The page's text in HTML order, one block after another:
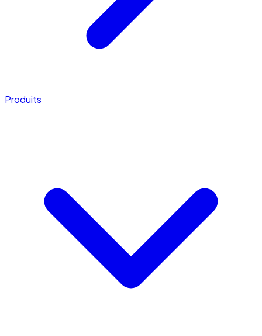
Produits